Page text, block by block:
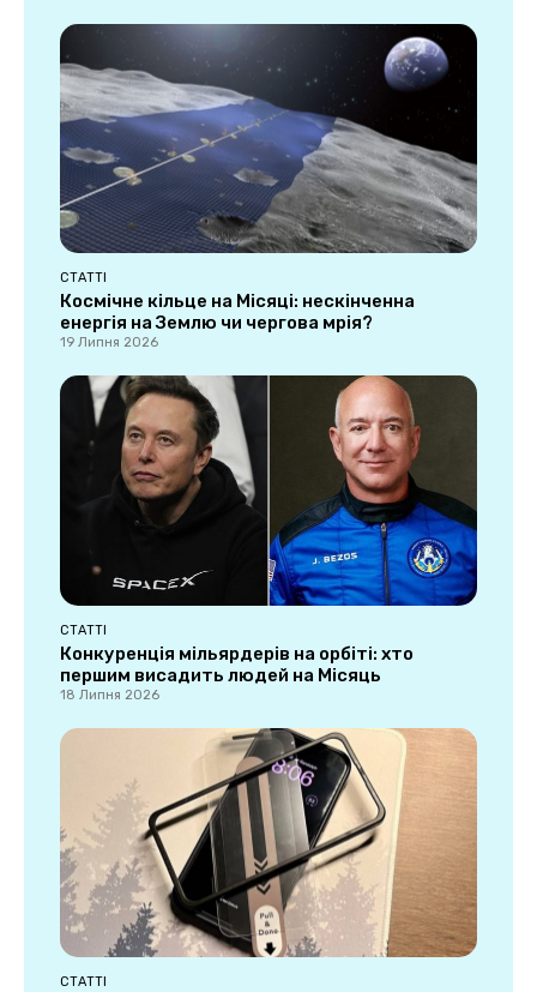
СТАТТІ
Космічне кільце на Місяці: нескінченна
енергія на Землю чи чергова мрія?
19 Липня 2026
СТАТТІ
Конкуренція мільярдерів на орбіті: хто
першим висадить людей на Місяць
18 Липня 2026
СТАТТІ